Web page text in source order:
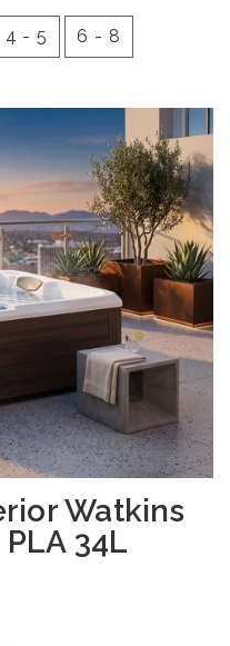
4 - 5 6 - 8
Watkins
34L